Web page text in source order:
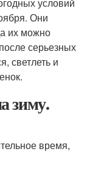
Они
их можно
серьезных
светлеть и
зиму.
время,